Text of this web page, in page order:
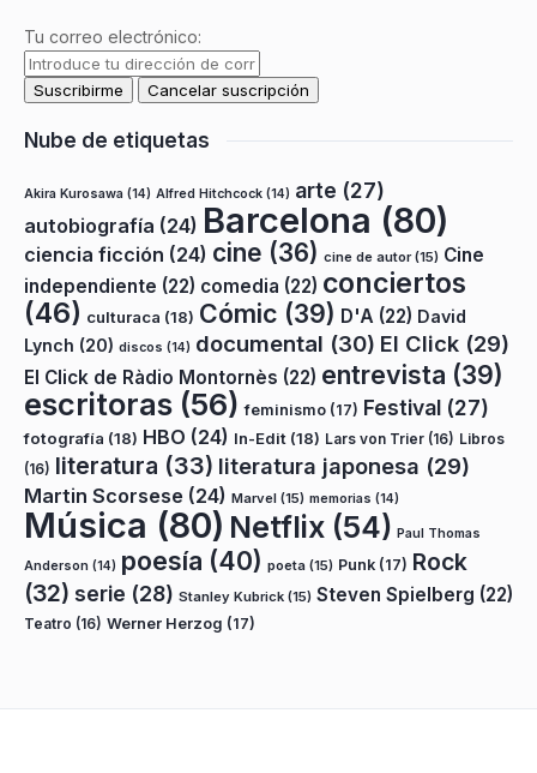
Tu correo electrónico:
Nube de etiquetas
Akira Kurosawa (14) Alfred Hitchcock (14) arte (27)
autobiografía (24) Barcelona (80)
ciencia ficción (24) cine (36) cine de autor(15) Cine
independiente (22) comedia (22) conciertos
(46) culturaca (18) Cómic (39) D'A (22) David
Lynch (20) discos (14) documental (30) El Click (29)
El Click de Ràdio Montornès (22) entrevista (39)
escritoras (56) feminismo (17) Festival (27)
fotografía (18) HBO (24) In-Edit (18) Lars von Trier (16) Libros
(16) literatura (33) literatura japonesa (29)
Martin Scorsese (24) Marvel (15) memorias (14)
Música (80) Netflix (54) Paul Thomas
Anderson (14) poesía (40) poeta (15) Punk (17) Rock
(32) serie (28) Stanley Kubrick (15) Steven Spielberg (22)
Teatro (16) Werner Herzog (17)